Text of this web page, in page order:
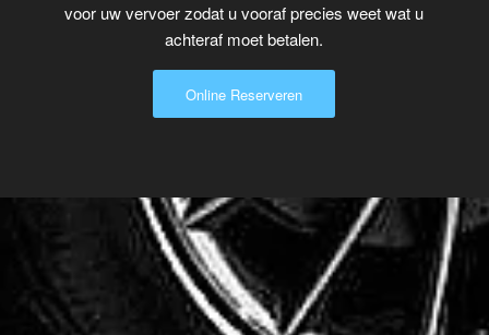
voor uw vervoer zodat u vooraf precies weet wat u
achteraf moet betalen.
Online Reserveren